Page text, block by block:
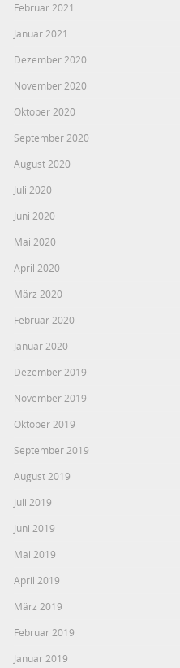
Februar 2021
Januar 2021
Dezember 2020
November 2020
Oktober 2020
September 2020
August 2020
Juli 2020
Juni 2020
Mai 2020
April 2020
März 2020
Februar 2020
Januar 2020
Dezember 2019
November 2019
Oktober 2019
September 2019
August 2019
Juli 2019
Juni 2019
Mai 2019
April 2019
März 2019
Februar 2019
Januar 2019